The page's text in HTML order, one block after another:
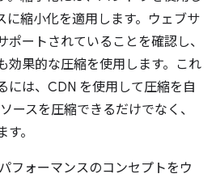
に縮小化を適用します。ウェブサ
ポートされていることを確認し、
効果的な圧縮を使用します。これ
には、CDN を使用して圧縮を自
ースを圧縮できるだけでなく、
。
フォーマンスのコンセプトをウ